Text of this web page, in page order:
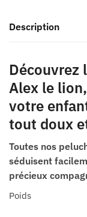
Description
Découvrez
Alex le
votre
tout doux
Toutes nos
séduisent
précieux
Poids